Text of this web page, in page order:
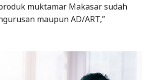
muktamar Makasar sudah
maupun AD/ART,”